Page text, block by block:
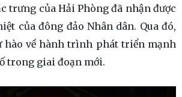
trưng của Hải Phòng đã nhận được
của đông đảo Nhân dân. Qua đó,
hào về hành trình phát triển mạnh
trong giai đoạn mới.